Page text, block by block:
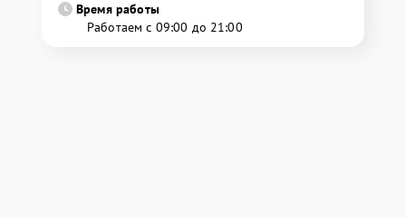
Время работы
Работаем с 09:00 до 21:00